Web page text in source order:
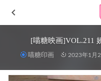
[喵糖映画]VOL.211
喵糖印画 2023年1月